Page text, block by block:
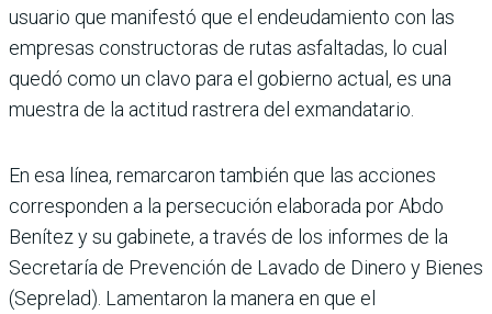
usuario que manifestó que el endeu­damiento con las
empresas constructoras de rutas asfal­tadas, lo cual
quedó como un clavo para el gobierno actual, es una
muestra de la actitud rastrera del exmandatario.
En esa línea, remarcaron también que las acciones
corresponden a la persecu­ción elaborada por Abdo
Bení­tez y su gabinete, a través de los informes de la
Secretaría de Prevención de Lavado de Dinero y Bienes
(Seprelad). Lamentaron la manera en que el